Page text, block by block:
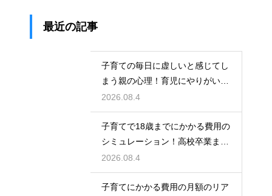
最近の記事
子育ての毎日に虚しいと感じてし
まう親の心理！育児にやりがいを
見出して自分自身の人生も豊かに
生きるための考え方
2026.08.4
子育てで18歳までにかかる費用の
シミュレーション！高校卒業まで
の教育資金を賢く準備して経済的
な不安を解消する
2026.08.4
子育てにかかる費用の月額のリア